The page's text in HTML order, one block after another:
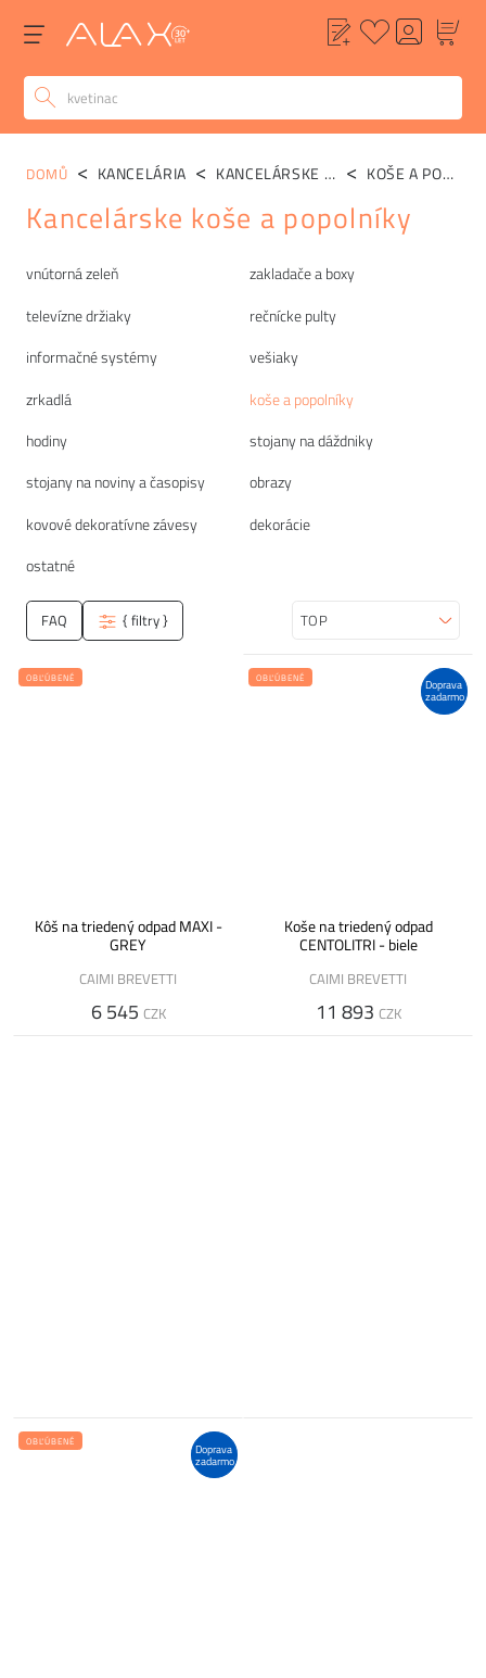
Kategórie
vnútorná zeleň
zakladače a boxy
televízne držiaky
rečnícke pulty
informačné systémy
vešiaky
zrkadlá
koše a popolníky
hodiny
stojany na dáždniky
stojany na noviny a časopisy
obrazy
kovové dekoratívne závesy
dekorácie
ostatné
DOMŮ KANCELÁRIA KANCELÁRSKE DOPLNKY KOŠE A POPOLNÍKY
Kancelárske koše a popolníky
FAQ { filtry } Zoradiť
OBĽÚBENÉ
Kôš na triedený odpad MAXI -
GREY
CAIMI BREVETTI
6 545 CZK
Doprava
zadarmo
OBĽÚBENÉ
Koše na triedený odpad
CENTOLITRI - biele
CAIMI BREVETTI
11 893 CZK
Doprava
zadarmo
OBĽÚBENÉ